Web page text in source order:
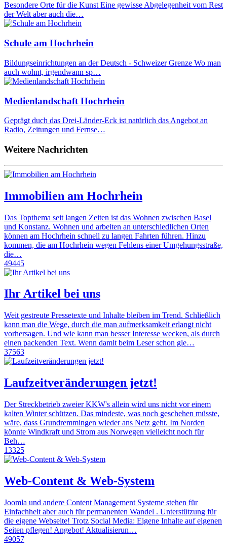
Besondere Orte für die Kunst Eine gewisse Abgelegenheit vom Rest
der Welt aber auch die…
Schule am Hochrhein
Bildungseinrichtungen an der Deutsch - Schweizer Grenze Wo man
auch wohnt, irgendwann sp…
Medienlandschaft Hochrhein
Geprägt duch das Drei-Länder-Eck ist natürlich das Angebot an
Radio, Zeitungen und Fernse…
Weitere Nachrichten
Immobilien am Hochrhein
Das Topthema seit langen Zeiten ist das Wohnen zwischen Basel
und Konstanz. Wohnen und arbeiten an unterschiedlichen Orten
können am Hochrhein schnell zu langen Fahrten führen. Hinzu
kommen, die am Hochrhein wegen Fehlens einer Umgehungsstraße,
die…
49445
Ihr Artikel bei uns
Weit gestreute Pressetexte und Inhalte bleiben im Trend. Schließlich
kann man die Wege, durch die man aufmerksamkeit erlangt nicht
vorhersagen. Und wie kann man besser Interesse wecken, als durch
einen packenden Text. Wenn damit beim Leser schon gle…
37563
Laufzeitveränderungen jetzt!
Der Streckbetrieb zweier KKW's allein wird uns nicht vor einem
kalten Winter schützen. Das mindeste, was noch geschehen müsste,
wäre, dass Grundremmingen wieder ans Netz geht. Im Norden
könnte Windkraft und Strom aus Norwegen vielleicht noch für
Beh…
13325
Web-Content & Web-System
Joomla und andere Content Management Systeme stehen für
Einfachheit aber auch für permanenten Wandel . Unterstützung für
die eigene Webseite! Trotz Social Media: Eigene Inhalte auf eigenen
Seiten pflegen! Angebot! Aktualisierun…
49057